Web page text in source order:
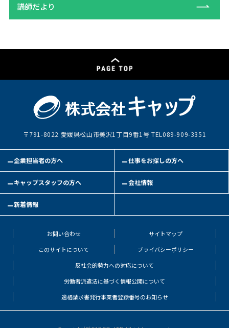
講師だより
〒791-8022 愛媛県松山市美沢1丁目9番1号 TEL089-909-3351
企業担当者の方へ 仕事をお探しの方へ
キャップスタッフの方へ 会社情報
新着情報
お問い合わせ
サイトマップ
このサイトについて
プライバシーポリシー
反社会的勢力への対応について
労働者派遣法に基づく情報公開について
適格請求書発行事業者登録番号のお知らせ